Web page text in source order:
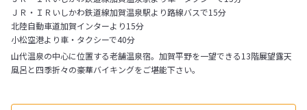
ＪＲ・ＩＲいしかわ鉄道線加賀温泉駅より路線バスで15分
北陸自動車道加賀インターより15分
小松空港より車・タクシーで40分
山代温泉の中心に位置する老舗温泉宿。加賀平野を一望できる13階展望露天
風呂と四季折々の豪華バイキングをご堪能下さい。